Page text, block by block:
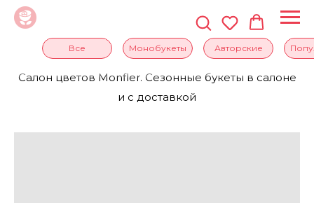
Монобукеты Авторские
Все
Салон цветов Monfler. Сезонные букеты в салоне
и с доставкой